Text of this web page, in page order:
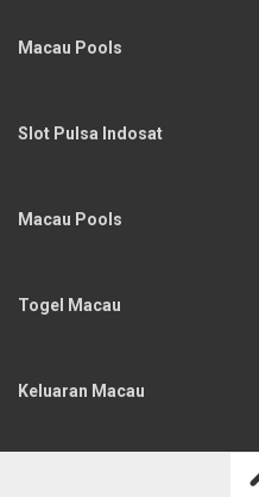
Macau Pools
Slot Pulsa Indosat
Macau Pools
Togel Macau
Keluaran Macau